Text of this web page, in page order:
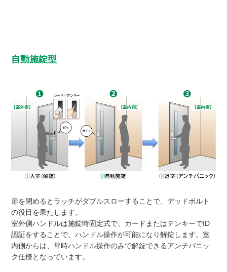
自動施錠型
扉を閉めるとラッチがダブルスローすることで、デッドボルト
の役目を果たします。
室外側ハンドルは施錠時固定式で、カードまたはテンキーでID
認証をすることで、ハンドル操作が可能になり解錠します。室
内側からは、常時ハンドル操作のみで解錠できるアンチパニッ
ク仕様となっています。